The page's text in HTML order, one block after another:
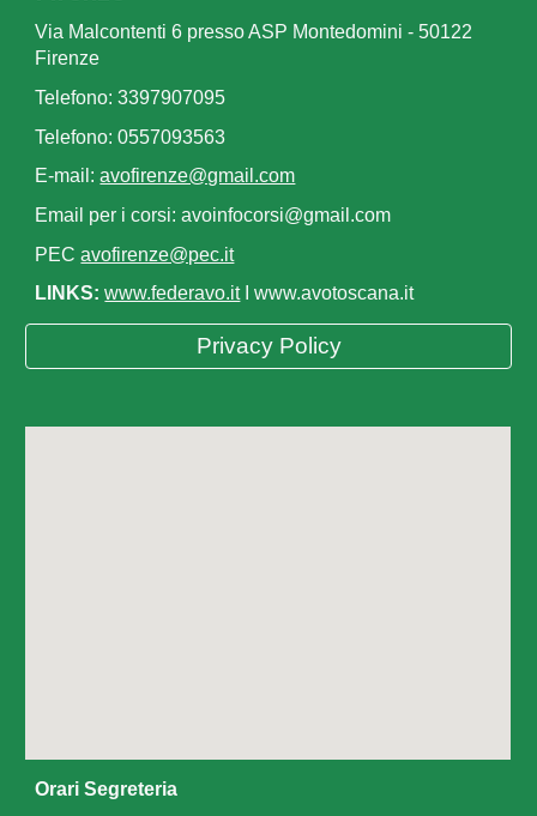
Via Malcontenti 6 presso ASP Montedomini - 50122
Firenze
Telefono: 3397907095
Telefono: 0557093563
E-mail:avofirenze@gmail.com
Email per i corsi: avoinfocorsi@gmail.com
PECavofirenze@pec.it
LINKS:www.federavo.itI www.avotoscana.it
Privacy Policy
Orari Segreteria